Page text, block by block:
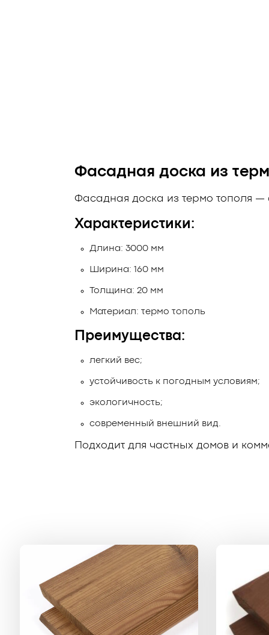
Фасадная доска из
Фасадная доска из термо тополя —
Характеристики:
Длина: 3000 мм
Ширина: 160 мм
Толщина: 20 мм
Материал: термо тополь
Преимущества:
легкий вес;
устойчивость к погодным условиям;
экологичность;
современный внешний вид.
Подходит для частных домов и